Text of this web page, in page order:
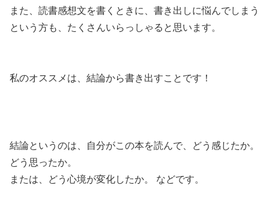
また、読書感想文を書くときに、書き出しに悩んでしまう
という方も、たくさんいらっしゃると思います。
私のオススメは、結論から書き出すことです！
結論というのは、自分がこの本を読んで、どう感じたか。
どう思ったか。
または、どう心境が変化したか。 などです。